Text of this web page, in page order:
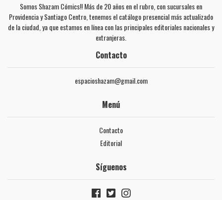
Somos Shazam Cómics!! Más de 20 años en el rubro, con sucursales en
Providencia y Santiago Centro, tenemos el catálogo presencial más actualizado
de la ciudad, ya que estamos en línea con las principales editoriales nacionales y
extranjeras.
Contacto
espacioshazam@gmail.com
Menú
Contacto
Editorial
Síguenos